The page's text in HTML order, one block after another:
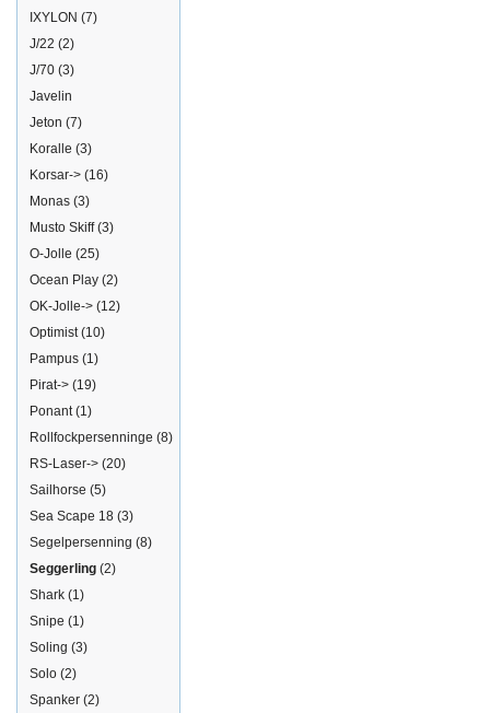
IXYLON (7)
J/22 (2)
J/70 (3)
Javelin
Jeton (7)
Koralle (3)
Korsar-> (16)
Monas (3)
Musto Skiff(3)
O-Jolle (25)
Ocean Play (2)
OK-Jolle-> (12)
Optimist(10)
Pampus (1)
Pirat-> (19)
Ponant(1)
Rollfockpersenninge (8)
RS-Laser-> (20)
Sailhorse (5)
Sea Scape 18 (3)
Segelpersenning (8)
Seggerling (2)
Shark (1)
Snipe (1)
Soling (3)
Solo (2)
Spanker (2)